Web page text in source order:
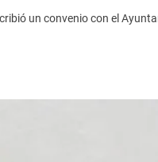
un convenio con el